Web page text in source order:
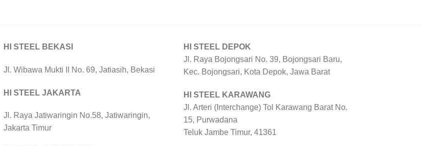
HI STEEL BEKASI
Jl. Wibawa Mukti II No. 69, Jatiasih, Bekasi
HI STEEL JAKARTA
Jl. Raya Jatiwaringin No.58, Jatiwaringin,
Jakarta Timur
HI STEEL DEPOK
Jl. Raya Bojongsari No. 39, Bojongsari Baru,
Kec. Bojongsari, Kota Depok, Jawa Barat
HI STEEL KARAWANG
Jl. Arteri (Interchange) Tol Karawang Barat No.
15, Purwadana
Teluk Jambe Timur, 41361